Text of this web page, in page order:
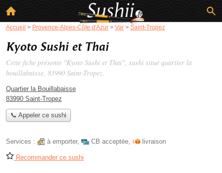
Accueil > Provence-Alpes-Côte d'Azur > Var > Saint-Tropez
Kyoto Sushi et Thai
Cette fiche présente "Kyoto Sushi et Thai", sushi situé quartier la
bouillabaisse, 83990 Saint-Tropez.
Quartier la Bouillabaisse
83990 Saint-Tropez
📞 Appeler ce sushi
Services : à emporter, CB acceptée, livraison
Recommander ce sushi